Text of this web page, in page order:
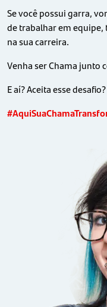
Se você possui garra,
de trabalhar em
na sua carreira.
Venha ser Chama junto
E aí? Aceita esse desafio?